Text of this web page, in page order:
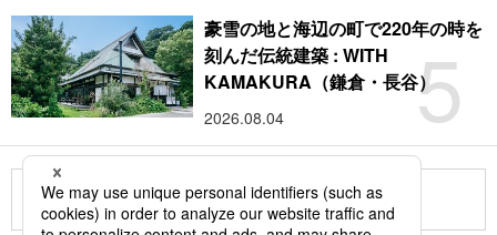
5
豪雪の地と海辺の町で220年の時を
刻んだ伝統建築 : WITH
KAMAKURA（鎌倉・長谷）
2026.08.04
もっと見る